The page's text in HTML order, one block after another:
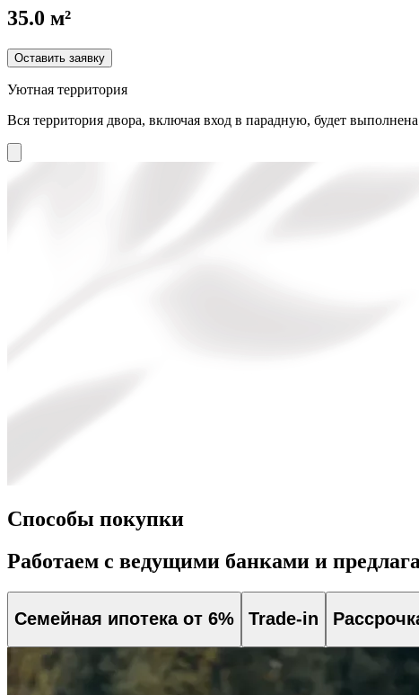
35.0 м²
Оставить заявку
Уютная территория
Вся территория двора, включая вход в парадную, будет
Способы покупки
Работаем с ведущими банками и
Семейная ипотека от 6% Trade-in